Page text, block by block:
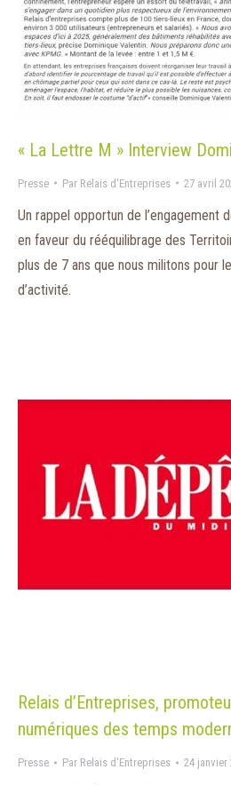
« La Lettre M » Interview
Presse Par Relais d'Entreprises 27 avril
Un rappel opportun de l’engagement
en faveur du rééquilibrage des
plus de 7 ans que nous militons pour
d’activité.
Relais d’Entreprises,
numériques des temps
Presse Par Relais d'Entreprises 24 janvier